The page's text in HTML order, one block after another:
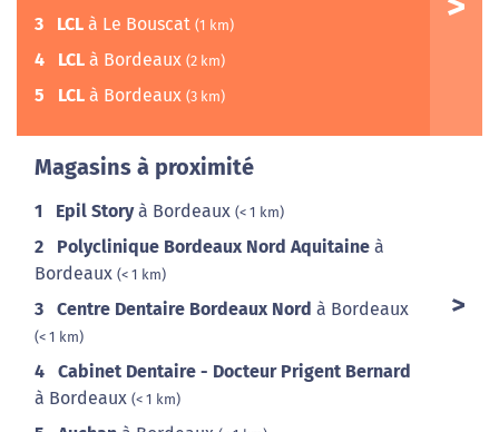
3 LCL à Le Bouscat (1 km)
4 LCL à Bordeaux (2 km)
5 LCL à Bordeaux (3 km)
Magasins à proximité
1 Epil Storyà Bordeaux (< 1 km)
2 Polyclinique Bordeaux Nord Aquitaine à
Bordeaux (< 1 km)
3 Centre Dentaire Bordeaux Nord à Bordeaux
(< 1 km)
4
Cabinet Dentaire - Docteur Prigent Bernard
à Bordeaux (< 1 km)